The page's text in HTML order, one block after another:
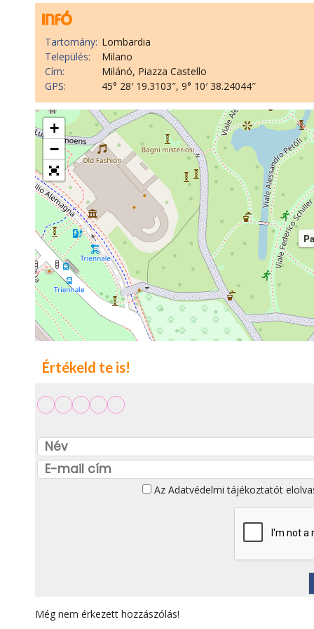
Tartomány: Lombardia
Település:
Milano
Cím:
Milánó, Piazza Castello
GPS:
45° 28′ 19.3103″, 9° 10′ 38.24044″
+
−
Értékeld te is!
Az Adatvédelmi tájékoztatót
Még nem érkezett hozzászólás!